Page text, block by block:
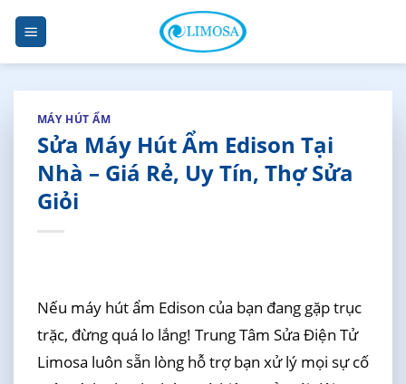
Skip
content
MÁY HÚT ẨM
Sửa Máy Hút Ẩm Edison Tại
Nhà – Giá Rẻ, Uy Tín, Thợ Sửa
Giỏi
Nếu máy hút ẩm Edison của bạn đang gặp trục
trặc, đừng quá lo lắng! Trung Tâm Sửa Điện Tử
Limosa luôn sẵn lòng hỗ trợ bạn xử lý mọi sự cố